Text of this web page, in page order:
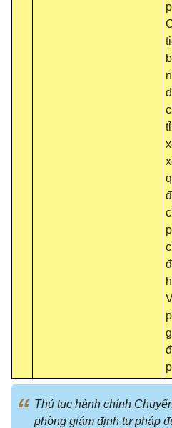
Thủ tục hành chính
phòng giám định tư pháp